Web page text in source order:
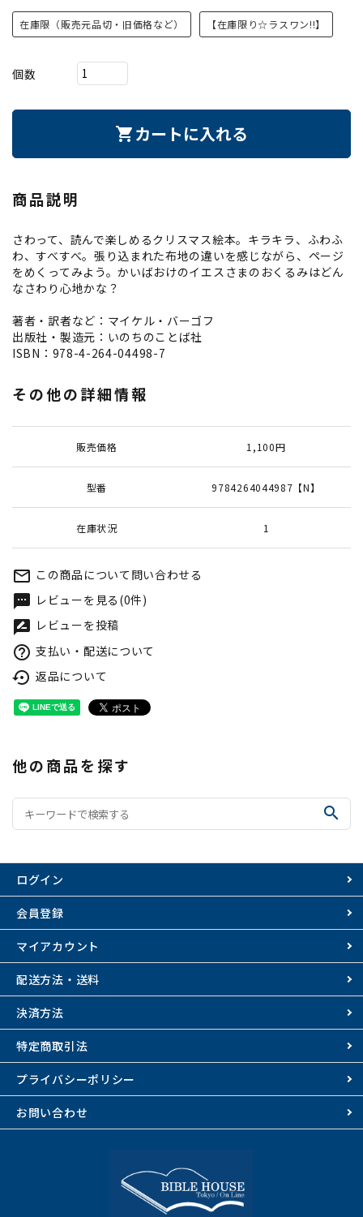
在庫限（販売元品切・旧価格など） 【在庫限り☆ラスワン!!】
個数
shopping_cart カートに入れる
商品説明
さわって、読んで楽しめるクリスマス絵本。キラキラ、ふわふ
わ、すべすべ。張り込まれた布地の違いを感じながら、ページ
をめくってみよう。かいばおけのイエスさまのおくるみはどん
なさわり心地かな？
著者・訳者など：マイケル・バーゴフ
出版社・製造元：いのちのことば社
ISBN：978-4-264-04498-7
その他の詳細情報
販売価格 1,100円
型番 9784264044987【N】
在庫状況 1
mail_outline この商品について問い合わせる
textsms レビューを見る(0件)
rate_review レビューを投稿
help_outline 支払い・配送について
settings_backup_restore 返品について
他の商品を探す
search
ログイン
会員登録
マイアカウント
配送方法・送料
決済方法
特定商取引法
プライバシーポリシー
お問い合わせ